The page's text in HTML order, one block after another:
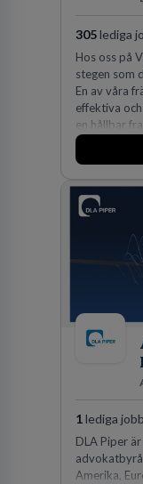
305lediga
Hos oss på
stegen som
En av våra
effektiva
en hållbar
fler
1lediga jobb
DLA Piper
Amerika,